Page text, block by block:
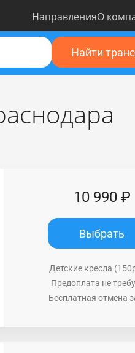
НаправленияО
Найти
10 990 ₽
Выбрать
Детские кресла
Предоплата не
Бесплатная отмена